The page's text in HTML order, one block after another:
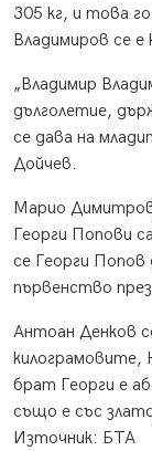
305 кг, и това
Владимиров се
„Владимир
дълголетие,
се дава на
Дойчев.
Марио
Георги Попови
се Георги
първенство
Антоан Денков
килограмовите,
брат Георги е
също е със
Източник: БТА